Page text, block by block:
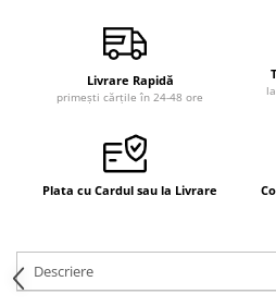
Psihologie practică
Lumea îngerilor
Seria Masaru Emoto
Inspiraţie divină
Viaţa de după moarte
Livrare Rapidă
primești cărțile în 24-48 ore
Plata cu Cardul sau la Livrare
Descriere